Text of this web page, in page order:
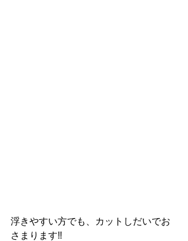
浮きやすい方でも、カットしだいでお
さまります‼️